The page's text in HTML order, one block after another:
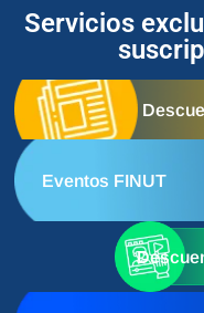
Servicios
Eventos FINUT